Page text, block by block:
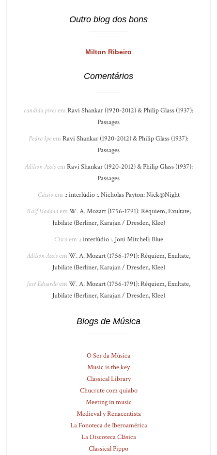
Outro blog dos bons
Milton Ribeiro
Comentários
candida piresem Ravi Shankar (1920-2012) & Philip Glass (1937):
Passages
Pedro Ipêem Ravi Shankar (1920-2012) & Philip Glass (1937):
Passages
Adilson Assisem Ravi Shankar (1920-2012) & Philip Glass (1937):
Passages
Cássioem .: interlúdio :. Nicholas Payton: Nick@Night
Raif Haddadem W. A. Mozart (1756-1791): Réquiem, Exultate,
Jubilate (Berliner, Karajan / Dresden, Klee)
Ciscoem .: interlúdio :. Joni Mitchell: Blue
Adilson Assisem W. A. Mozart (1756-1791): Réquiem, Exultate,
Jubilate (Berliner, Karajan / Dresden, Klee)
José Eduardoem W. A. Mozart (1756-1791): Réquiem, Exultate,
Jubilate (Berliner, Karajan / Dresden, Klee)
Blogs de Música
O Ser da Música
Music is the key
Classical Library
Chucrute com quiabo
Meeting in music
Medieval y Renacentista
La Fonoteca de Iberoamérica
La Discoteca Clásica
Classical Pippo